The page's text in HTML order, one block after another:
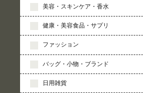
美容・スキンケア・香水
健康・美容食品・サプリ
ファッション
バッグ・小物・ブランド
日用雑貨